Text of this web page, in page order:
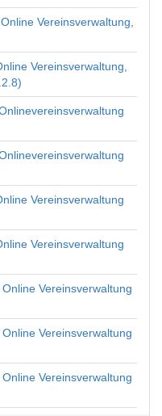
Vereinsverwaltung,
Vereinsverwaltung,
Vereinsverwaltung
Vereinsverwaltung
Vereinsverwaltung
Vereinsverwaltung
Vereinsverwaltung